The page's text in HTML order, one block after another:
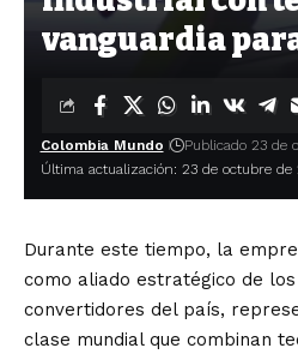
vanguardia
Última actualización: 23 de octubre de
Colombia Mundo Publicado 23 de
Durante este tiempo, la
como aliado estratégico de
convertidores del país,
clase mundial que combinan